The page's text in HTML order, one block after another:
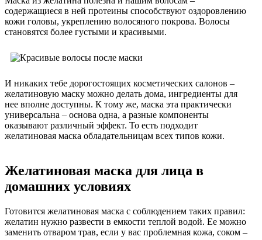
содержащиеся в ней протеины способствуют оздоровлению
кожи головы, укреплению волосяного покрова. Волосы
становятся более густыми и красивыми.
И никаких тебе дорогостоящих косметических салонов –
желатиновую маску можно делать дома, ингредиенты для
нее вполне доступны. К тому же, маска эта практически
универсальна – основа одна, а разные компоненты
оказывают различный эффект. То есть подходит
желатиновая маска обладательницам всех типов кожи.
Желатиновая маска для лица в
домашних условиях
Готовится желатиновая маска с соблюдением таких правил:
желатин нужно развести в емкости теплой водой. Ее можно
заменить отваром трав, если у вас проблемная кожа, соком –